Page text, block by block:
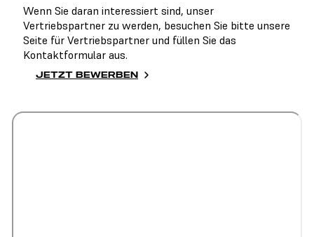
Wenn Sie daran interessiert sind, unser
Vertriebspartner zu werden, besuchen Sie bitte unsere
Seite für Vertriebspartner und füllen Sie das
Kontaktformular aus.
JETZT BEWERBEN